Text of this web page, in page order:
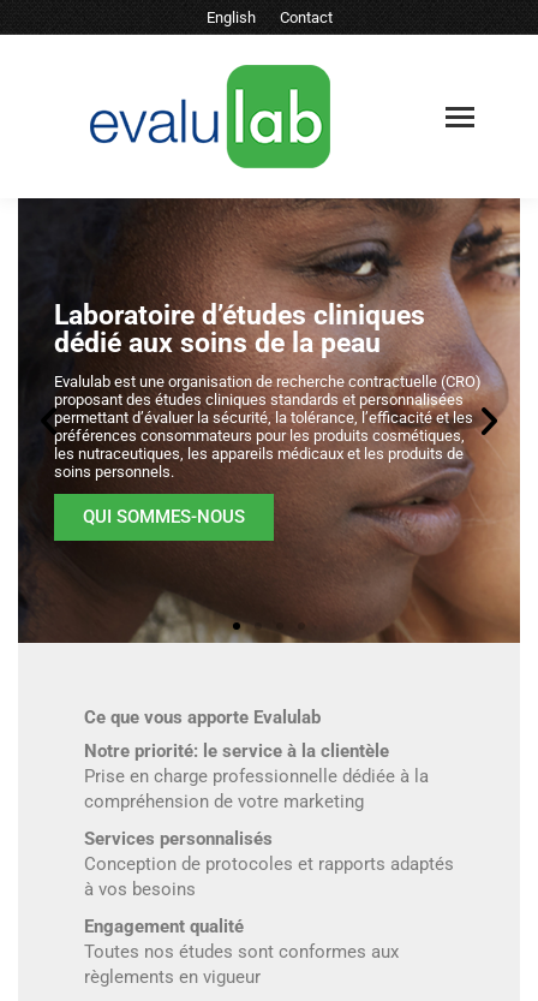
English Contact
Laboratoire d’études cliniques
dédié aux soins de la peau
Evalulab est une organisation de recherche contractuelle (CRO)
proposant des études cliniques standards et personnalisées
permettant d’évaluer la sécurité, la tolérance, l’efficacité et les
préférences consommateurs pour les produits cosmétiques,
les nutraceutiques, les appareils médicaux et les produits de
soins personnels.
QUI SOMMES-NOUS
Ce que vous apporte Evalulab
Notre priorité: le service à la clientèle
Prise en charge professionnelle dédiée à la
compréhension de votre marketing
Services personnalisés
Conception de protocoles et rapports adaptés
à vos besoins
Engagement qualité
Toutes nos études sont conformes aux
règlements en vigueur